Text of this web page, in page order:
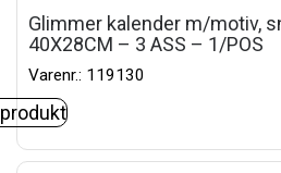
Glimmer kalender m/motiv,
40X28CM – 3 ASS – 1/POS
Varenr.: 119130